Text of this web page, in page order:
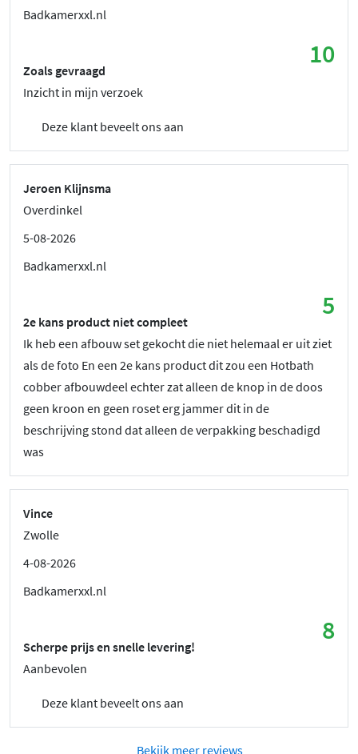
Badkamerxxl.nl
10
Zoals gevraagd
Inzicht in mijn verzoek
Deze klant beveelt ons aan
Jeroen Klijnsma
Overdinkel
5-08-2026
Badkamerxxl.nl
5
2e kans product niet compleet
Ik heb een afbouw set gekocht die niet helemaal er uit ziet
als de foto En een 2e kans product dit zou een Hotbath
cobber afbouwdeel echter zat alleen de knop in de doos
geen kroon en geen roset erg jammer dit in de
beschrijving stond dat alleen de verpakking beschadigd
was
Vince
Zwolle
4-08-2026
Badkamerxxl.nl
8
Scherpe prijs en snelle levering!
Aanbevolen
Deze klant beveelt ons aan
Bekijk meer reviews